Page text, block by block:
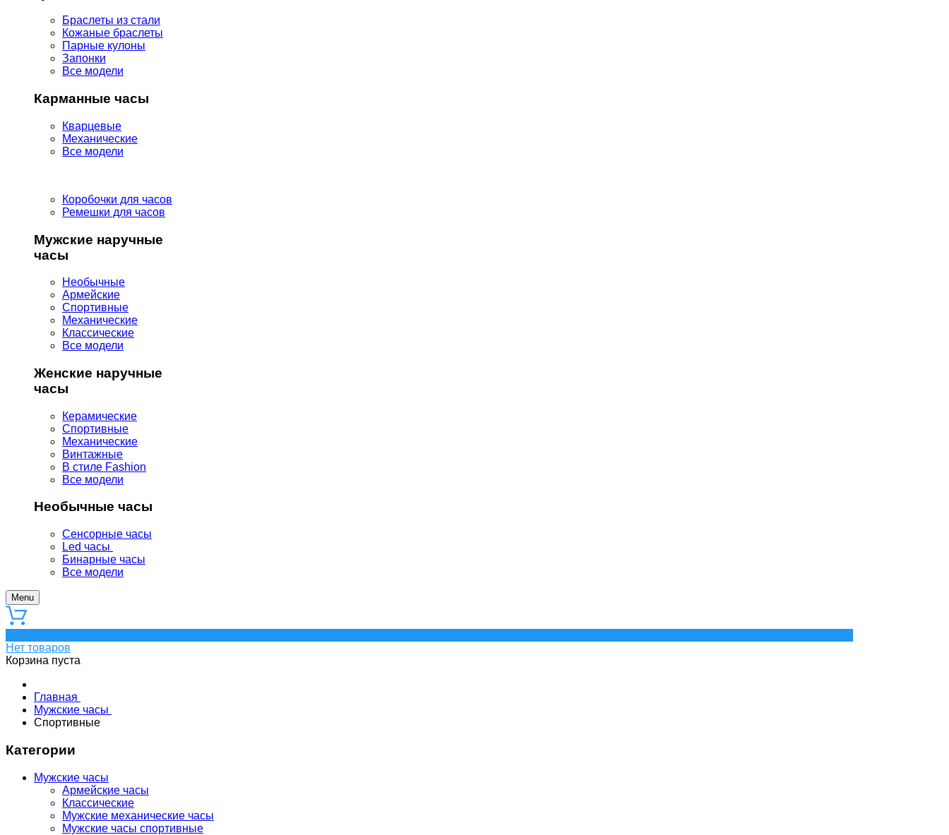
Браслеты из стали
Кожаные браслеты
Парные кулоны
Запонки
Все модели
Карманные часы
Кварцевые
Механические
Все модели
Коробочки для часов
Ремешки для часов
Мужские наручные
часы
Необычные
Армейские
Спортивные
Механические
Классические
Все модели
Женские наручные
часы
Керамические
Спортивные
Механические
Винтажные
В стиле Fashion
Все модели
Необычные часы
Сенсорные часы
Led часы
Бинарные часы
Все модели
Menu
Нет товаров
Корзина пуста
Главная
Мужские часы
Спортивные
Категории
Мужские часы
Армейские часы
Классические
Мужские механические часы
Мужские часы спортивные